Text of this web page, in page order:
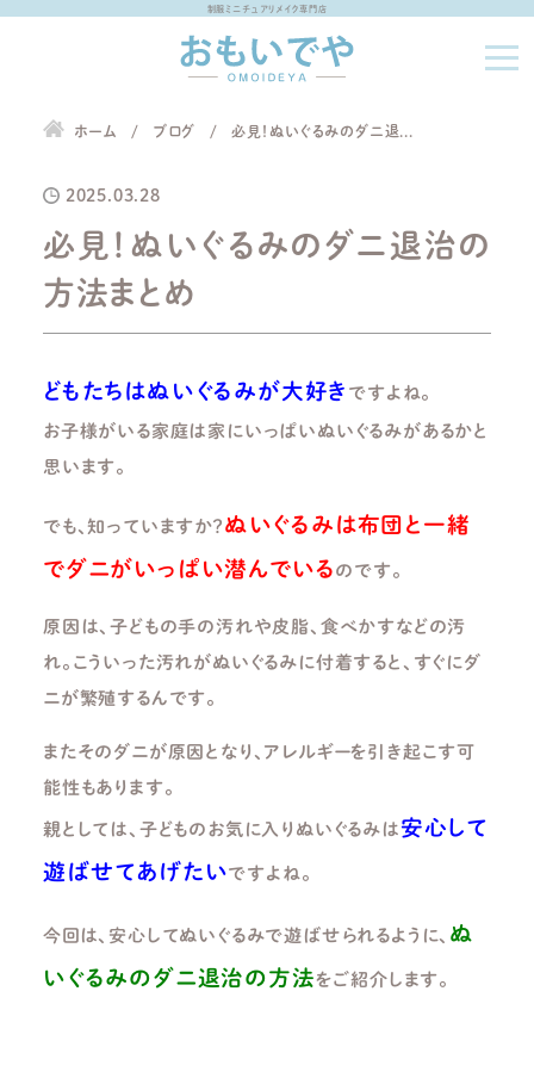
制服ミニチュアリメイク専門店
ホーム ブログ 必見！ぬいぐるみのダニ退...
2025.03.28
必見！ぬいぐるみのダニ退治の
方法まとめ
どもたちはぬいぐるみが大好き ですよね。
お子様がいる家庭は家にいっぱいぬいぐるみがあるかと
思います。
でも、知っていますか？ぬいぐるみは布団と一緒
でダニがいっぱい潜んでいるのです。
原因は、子どもの手の汚れや皮脂、食べかすなどの汚
れ。こういった汚れがぬいぐるみに付着すると、すぐにダ
ニが繁殖するんです。
またそのダニが原因となり、アレルギーを引き起こす可
能性もあります。
親としては、子どものお気に入りぬいぐるみは安心して
遊ばせてあげたいですよね。
今回は、安心してぬいぐるみで遊ばせられるように、 ぬ
いぐるみのダニ退治の方法をご紹介します。